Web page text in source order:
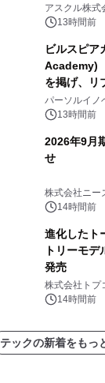
アスクル株式
13時間前
ビルスピア
Academy)
を掲げ、リ
パーソルイノ
13時間前
2026年9月
せ
株式会社ニー
14時間前
進化したト
トリーモ
発売
株式会社トプ
14時間前
テックの新着をもっ